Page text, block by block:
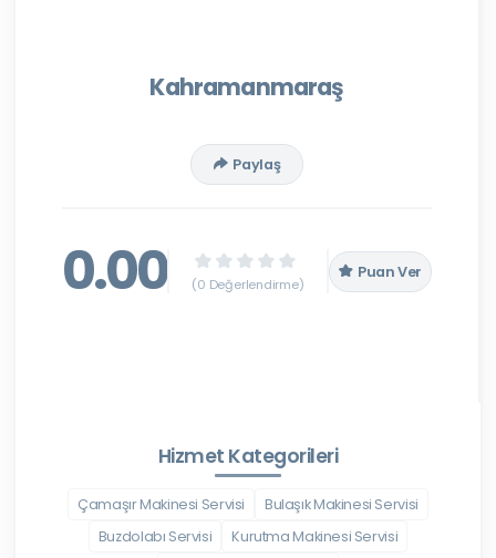
Kahramanmaraş
Paylaş
0.00 (0 Değerlendirme)
Puan Ver
Hizmet Kategorileri
Çamaşır Makinesi Servisi
Bulaşık Makinesi Servisi
Buzdolabı Servisi
Kurutma Makinesi Servisi